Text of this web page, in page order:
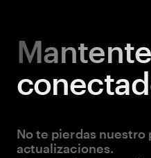
Mantente
No te pierdas nuestro
actualizaciones.